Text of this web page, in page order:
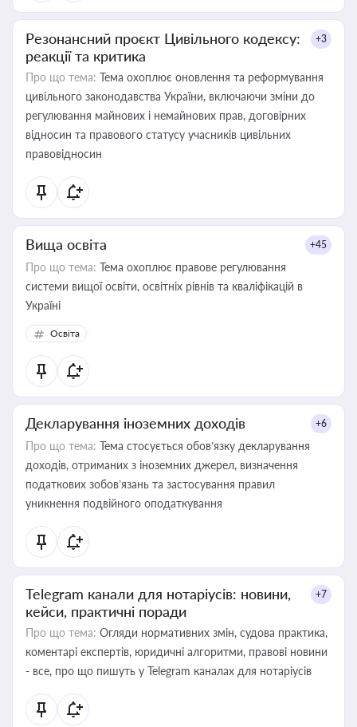
Резонансний проєкт Цивільного кодексу:
реакції та критика
+3
Про що тема: Тема охоплює оновлення та реформування
цивільного законодавства України, включаючи зміни до
регулювання майнових і немайнових прав, договірних
відносин та правового статусу учасників цивільних
правовідносин
Вища освіта +45
Про що тема: Тема охоплює правове регулювання
системи вищої освіти, освітніх рівнів та кваліфікацій в
Україні
Освіта
Декларування іноземних доходів +6
Про що тема: Тема стосується обов’язку декларування
доходів, отриманих з іноземних джерел, визначення
податкових зобов’язань та застосування правил
уникнення подвійного оподаткування
Telegram канали для нотаріусів: новини,
кейси, практичні поради
+7
Про що тема: Огляди нормативних змін, судова практика,
коментарі експертів, юридичні алгоритми, правові новини
- все, про що пишуть у Telegram каналах для нотаріусів